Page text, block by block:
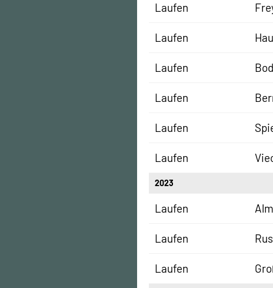
Laufen
Laufen
Laufen
Laufen
Laufen
Laufen
2023
Laufen
Laufen
Laufen